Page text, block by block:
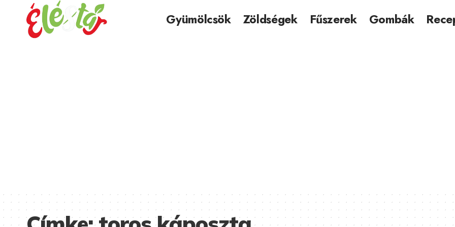
Gyümölcsök Zöldségek Fűszerek Gombák